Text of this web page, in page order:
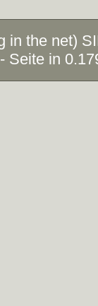
in the net)
Seite in